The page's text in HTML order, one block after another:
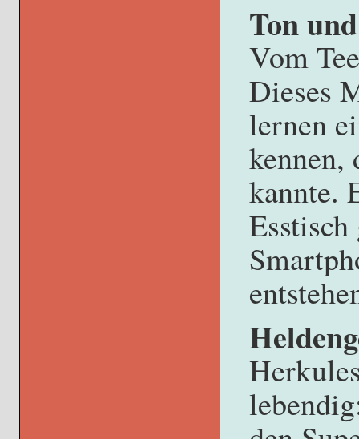
Ton
Vom
Dieses
lernen
kennen,
kannte.